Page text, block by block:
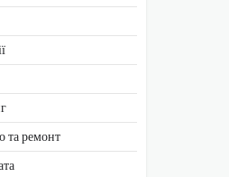
та ремонт